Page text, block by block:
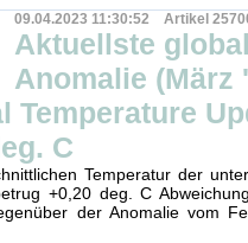
09.04.2023 11:30:52 Artikel
Aktuellste
Anomalie (März
Temperature
C
Temperatur der
+0,20 deg. C
der Anomalie vom